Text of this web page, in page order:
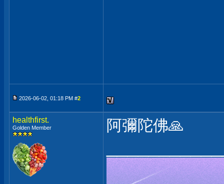
2026-06-02, 01:18 PM #2
healthfirst.
Golden Member 阿彌陀佛🙏